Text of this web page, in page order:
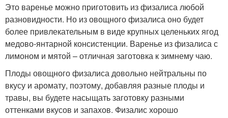
Это варенье можно приготовить из физалиса любой
разновидности. Но из овощного физалиса оно будет
более привлекательным в виде крупных целеньких ягод
медово-янтарной консистенции. Варенье из физалиса с
лимоном и мятой – отличная заготовка к зимнему чаю.
Плоды овощного физалиса довольно нейтральны по
вкусу и аромату, поэтому, добавляя разные плоды и
травы, вы будете насыщать заготовку разными
оттенками вкусов и запахов. Физалис хорошо